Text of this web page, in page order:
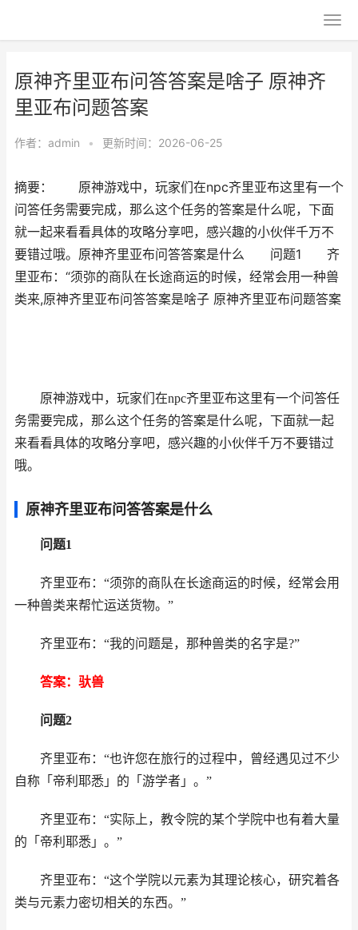
原神齐里亚布问答答案是啥子 原神齐
里亚布问题答案
作者： admin • 更新时间：2026-06-25
摘要： 原神游戏中，玩家们在npc齐里亚布这里有一个
问答任务需要完成，那么这个任务的答案是什么呢，下面
就一起来看看具体的攻略分享吧，感兴趣的小伙伴千万不
要错过哦。原神齐里亚布问答答案是什么 问题1 齐
里亚布：“须弥的商队在长途商运的时候，经常会用一种兽
类来,原神齐里亚布问答答案是啥子 原神齐里亚布问题答案
原神游戏中，玩家们在npc齐里亚布这里有一个问答任
务需要完成，那么这个任务的答案是什么呢，下面就一起
来看看具体的攻略分享吧，感兴趣的小伙伴千万不要错过
哦。
原神齐里亚布问答答案是什么
问题1
齐里亚布：“须弥的商队在长途商运的时候，经常会用
一种兽类来帮忙运送货物。”
齐里亚布：“我的问题是，那种兽类的名字是?”
答案：驮兽
问题2
齐里亚布：“也许您在旅行的过程中，曾经遇见过不少
自称「帝利耶悉」的「游学者」。”
齐里亚布：“实际上，教令院的某个学院中也有着大量
的「帝利耶悉」。”
齐里亚布：“这个学院以元素为其理论核心，研究着各
类与元素力密切相关的东西。”